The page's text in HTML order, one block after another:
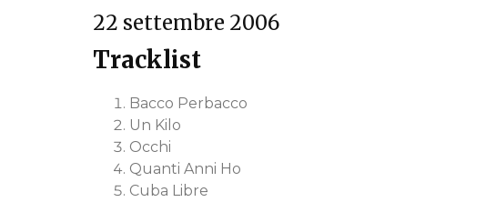
22 settembre 2006
Tracklist
Bacco Perbacco
Un Kilo
Occhi
Quanti Anni Ho
Cuba Libre